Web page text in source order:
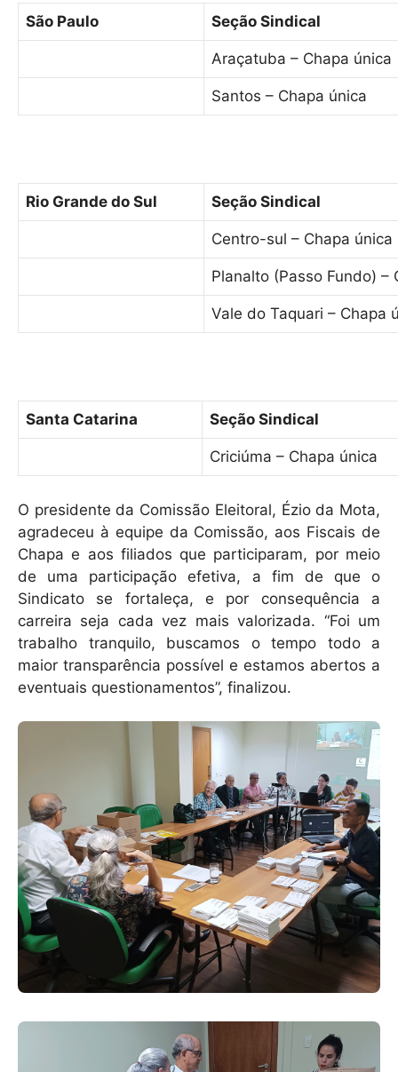
São Paulo Seção Sindical
Araçatuba – Chapa única
Santos – Chapa única
Rio Grande do Sul Seção Sindical
Centro-sul – Chapa única
Planalto (Passo Fundo) –
Vale do Taquari – Chapa
Santa Catarina Seção Sindical
Criciúma – Chapa única
O presidente da Comissão Eleitoral, Ézio da Mota,
agradeceu à equipe da Comissão, aos Fiscais de
Chapa e aos filiados que participaram, por meio
de uma participação efetiva, a fim de que o
Sindicato se fortaleça, e por consequência a
carreira seja cada vez mais valorizada. “Foi um
trabalho tranquilo, buscamos o tempo todo a
maior transparência possível e estamos abertos a
eventuais questionamentos”, finalizou.